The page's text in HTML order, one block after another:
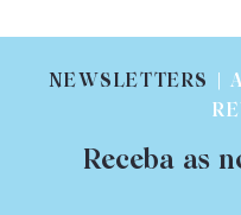
NEWSLETTERS
|
Receba as